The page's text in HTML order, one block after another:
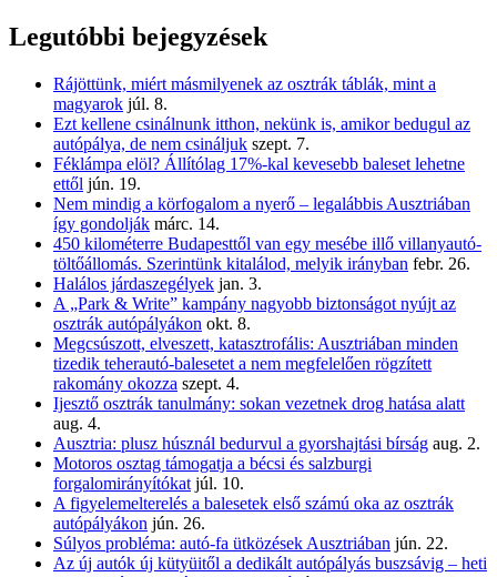
Legutóbbi bejegyzések
Rájöttünk, miért másmilyenek az osztrák táblák, mint a
magyarok júl. 8.
Ezt kellene csinálnunk itthon, nekünk is, amikor bedugul az
autópálya, de nem csináljuk szept. 7.
Féklámpa elöl? Állítólag 17%-kal kevesebb baleset lehetne
ettől jún. 19.
Nem mindig a körfogalom a nyerő – legalábbis Ausztriában
így gondolják márc. 14.
450 kilométerre Budapesttől van egy mesébe illő villanyautó-
töltőállomás. Szerintünk kitalálod, melyik irányban febr. 26.
Halálos járdaszegélyek jan. 3.
A „Park & Write” kampány nagyobb biztonságot nyújt az
osztrák autópályákon okt. 8.
Megcsúszott, elveszett, katasztrofális: Ausztriában minden
tizedik teherautó-balesetet a nem megfelelően rögzített
rakomány okozza szept. 4.
Ijesztő osztrák tanulmány: sokan vezetnek drog hatása alatt
aug. 4.
Ausztria: plusz húsznál bedurvul a gyorshajtási bírság aug. 2.
Motoros osztag támogatja a bécsi és salzburgi
forgalomirányítókat júl. 10.
A figyelemelterelés a balesetek első számú oka az osztrák
autópályákon jún. 26.
Súlyos probléma: autó-fa ütközések Ausztriában jún. 22.
Az új autók új kütyüitől a dedikált autópályás buszsávig – heti